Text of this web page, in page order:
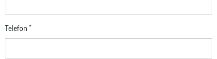
Telefon *